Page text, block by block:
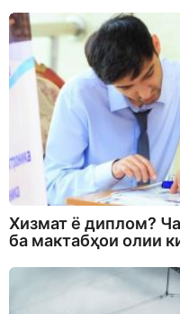
Хизмат ё диплом?
ба мактабҳои олии